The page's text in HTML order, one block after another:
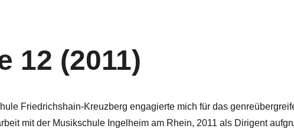
12 (2011)
Friedrichshain-Kreuzberg engagierte mich für das
mit der Musikschule Ingelheim am Rhein, 2011 als Dirigent